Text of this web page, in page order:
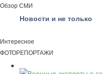
Обзор СМИ
Новости и не только
Интересное
ФОТОРЕПОРТАЖИ